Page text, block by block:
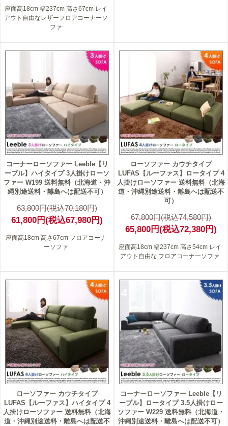
座面高18cm 幅237cm 高さ67cm レイ
アウト自由なレザーフロアコーナーソ
ファ
コーナーローソファー Leeble【リ
ーブル】ハイタイプ 3人掛けローソ
ファー W199 送料無料（北海道・沖
縄別途送料・離島へは配送不可）
63,800円(税込70,180円)
61,800円(税込67,980円)
座面高18cm 高さ67cm フロアコーナ
ーソファ
ローソファー カウチタイプ
LUFAS【ルーファス】ロータイプ 4
人掛けローソファー 送料無料（北海
道・沖縄別途送料・離島へは配送不
可）
67,800円(税込74,580円)
65,800円(税込72,380円)
座面高18cm 幅237cm 高さ54cm レイ
アウト自由な フロアコーナーソファ
3
ローソファー カウチタイプ
LUFAS【ルーファス】ハイタイプ 4
人掛けローソファー 送料無料（北海
道・沖縄別途送料・離島へは配送不
4
コーナーローソファー Leeble【リ
ーブル】ロータイプ 3.5人掛けロー
ソファー W229 送料無料（北海道・
沖縄別途送料・離島へは配送不可）